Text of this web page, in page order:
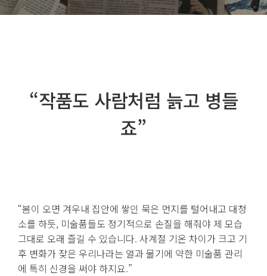
“작품도 사람처럼 늙고 병들
죠”
“봄이 오면 겨우내 집안에 쌓인 묵은 먼지를 털어내고 대청
소를 하듯, 미술품들도 정기적으로 손질을 해줘야 제 모습
그대로 오래 즐길 수 있습니다. 사계절 기온 차이가 크고 기
후 변화가 잦은 우리나라는 열과 물기에 약한 미술품 관리
에 특히 신경을 써야 하지요.”